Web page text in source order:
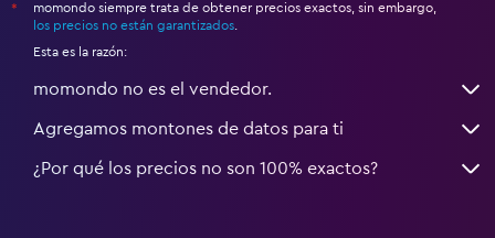
*
momondo siempre trata de obtener precios exactos, sin embargo,
los precios no están garantizados.
Esta es la razón:
momondo no es el vendedor.
Agregamos montones de datos para ti
¿Por qué los precios no son 100% exactos?